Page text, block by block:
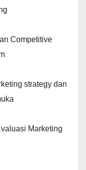
Competitive
strategy dan
Marketing